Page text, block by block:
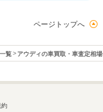
ページトップへ
覧 アウディの車買取・車査定相
約